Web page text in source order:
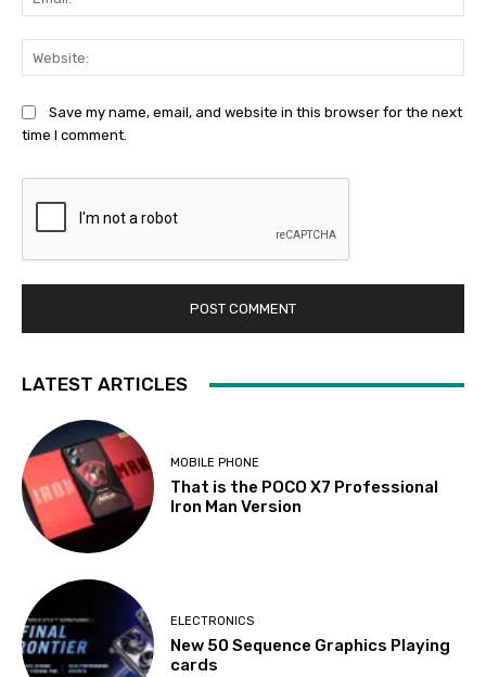
Save my name, email, and website in this browser for the next
time I comment.
LATEST ARTICLES
MOBILE PHONE
That is the POCO X7 Professional
Iron Man Version
ELECTRONICS
New 50 Sequence Graphics Playing
cards